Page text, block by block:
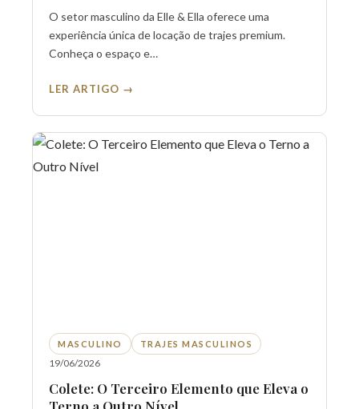
O setor masculino da Elle & Ella oferece uma
experiência única de locação de trajes premium.
Conheça o espaço e…
LER ARTIGO →
MASCULINO TRAJES MASCULINOS
19/06/2026
Colete: O Terceiro Elemento que Eleva o